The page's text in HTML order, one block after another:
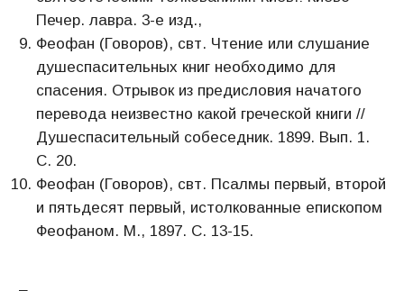
Печер. лавра. 3-е изд.,
Феофан (Говоров), свт. Чтение или слушание
душеспасительных книг необходимо для
спасения. Отрывок из предисловия начатого
перевода неизвестно какой греческой книги //
Душеспасительный собеседник. 1899. Вып. 1.
С. 20.
Феофан (Говоров), свт. Псалмы первый, второй
и пятьдесят первый, истолкованные епископом
Феофаном. М., 1897. С. 13-15.